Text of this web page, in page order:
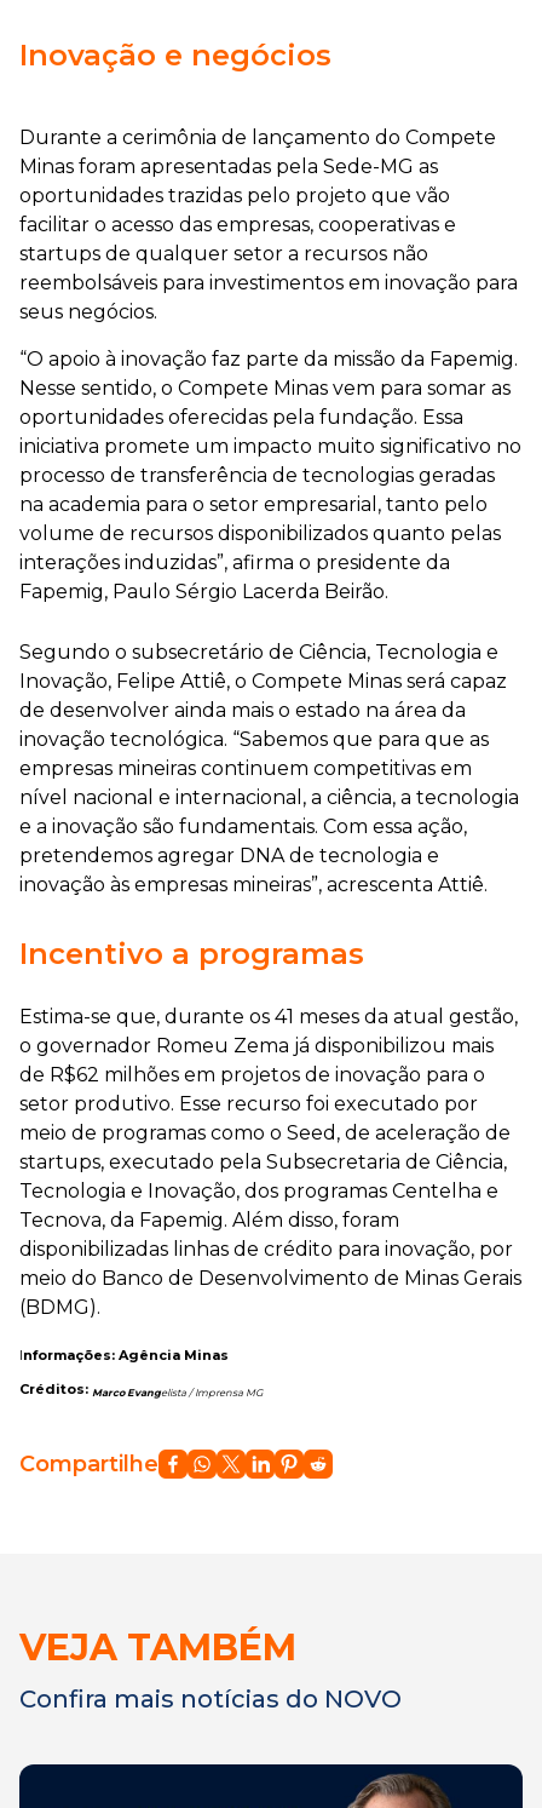
Inovação e negócios
Durante a cerimônia de lançamento do Compete
Minas foram apresentadas pela Sede-MG as
oportunidades trazidas pelo projeto que vão
facilitar o acesso das empresas, cooperativas e
startups de qualquer setor a recursos não
reembolsáveis para investimentos em inovação para
seus negócios.
“O apoio à inovação faz parte da missão da Fapemig.
Nesse sentido, o Compete Minas vem para somar as
oportunidades oferecidas pela fundação. Essa
iniciativa promete um impacto muito significativo no
processo de transferência de tecnologias geradas
na academia para o setor empresarial, tanto pelo
volume de recursos disponibilizados quanto pelas
interações induzidas”, afirma o presidente da
Fapemig, Paulo Sérgio Lacerda Beirão.
Segundo o subsecretário de Ciência, Tecnologia e
Inovação, Felipe Attiê, o Compete Minas será capaz
de desenvolver ainda mais o estado na área da
inovação tecnológica. “Sabemos que para que as
empresas mineiras continuem competitivas em
nível nacional e internacional, a ciência, a tecnologia
e a inovação são fundamentais. Com essa ação,
pretendemos agregar DNA de tecnologia e
inovação às empresas mineiras”, acrescenta Attiê.
Incentivo a programas
Estima-se que, durante os 41 meses da atual gestão,
o governador Romeu Zema já disponibilizou mais
de R$62 milhões em projetos de inovação para o
setor produtivo. Esse recurso foi executado por
meio de programas como o Seed, de aceleração de
startups, executado pela Subsecretaria de Ciência,
Tecnologia e Inovação, dos programas Centelha e
Tecnova, da Fapemig. Além disso, foram
disponibilizadas linhas de crédito para inovação, por
meio do Banco de Desenvolvimento de Minas Gerais
(BDMG).
Informações: Agência Minas
Créditos: Marco Evangelista / Imprensa MG
Compartilhe
VEJA TAMBÉM
Confira mais notícias do NOVO